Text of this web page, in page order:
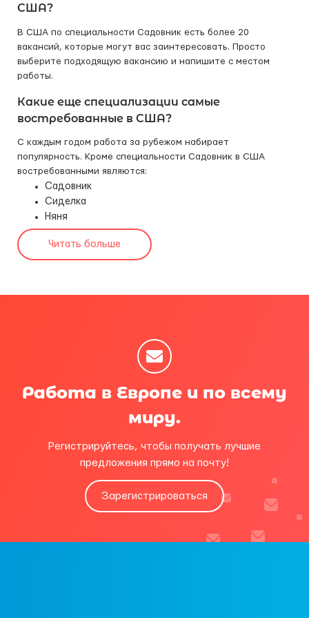
США?
В США по специальности Садовник есть более 20
вакансий, которые могут вас заинтересовать. Просто
выберите подходящую вакансию и напишите с местом
работы.
Какие еще специализации самые
востребованные в США?
С каждым годом работа за рубежом набирает
популярность. Кроме специальности Садовник в США
востребованными являются:
Садовник
Сиделка
Няня
Читать больше
Работа в Европе и по всему
миру.
Регистрируйтесь, чтобы получать лучшие
предложения прямо на почту!
Зарегистрироваться